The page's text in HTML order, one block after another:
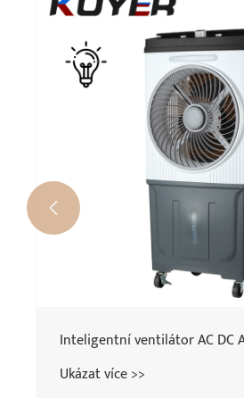
Inteligentní ventilátor AC DC
Ukázat více >>
